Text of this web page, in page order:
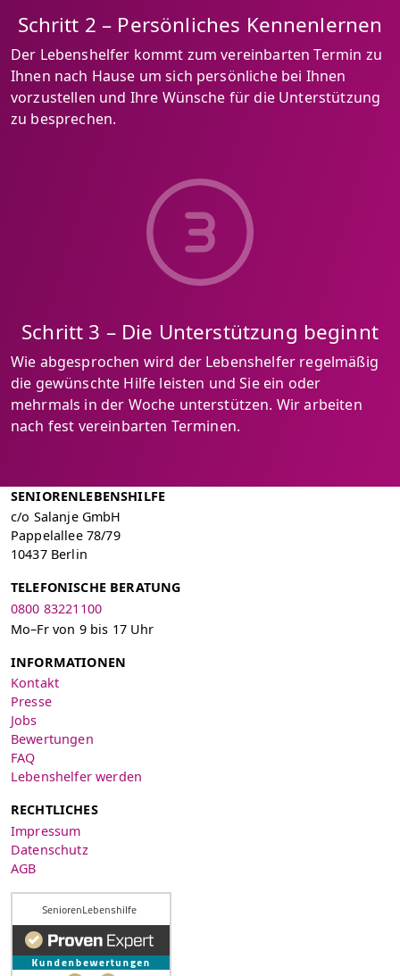
Schritt 2 – Persönliches Kennenlernen
Der Lebenshelfer kommt zum vereinbarten Termin zu
Ihnen nach Hause um sich persönliche bei Ihnen
vorzustellen und Ihre Wünsche für die Unterstützung
zu besprechen.
Schritt 3 – Die Unterstützung beginnt
Wie abgesprochen wird der Lebenshelfer regelmäßig
die gewünschte Hilfe leisten und Sie ein oder
mehrmals in der Woche unterstützen. Wir arbeiten
nach fest vereinbarten Terminen.
SENIORENLEBENSHILFE
c/o Salanje GmbH
Pappelallee 78/79
10437 Berlin
TELEFONISCHE BERATUNG
0800 83221100
Mo–Fr von 9 bis 17 Uhr
INFORMATIONEN
Kontakt
Presse
Jobs
Bewertungen
FAQ
Lebenshelfer werden
RECHTLICHES
Impressum
Datenschutz
AGB